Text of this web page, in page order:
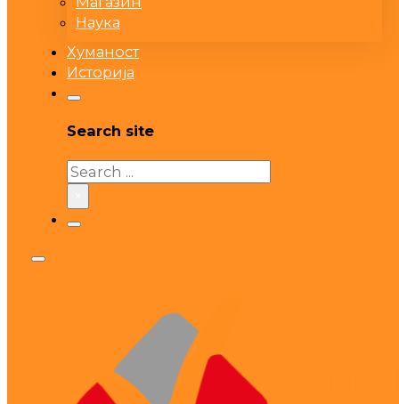
Наука
Хуманост
Историја
Search site
Search